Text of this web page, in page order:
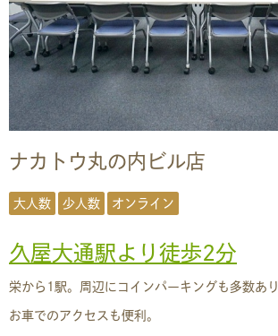
ナカトウ丸の内ビル店
大人数 少人数 オンライン
久屋大通駅より徒歩2分
栄から1駅。周辺にコインパーキングも多数あり
お車でのアクセスも便利。